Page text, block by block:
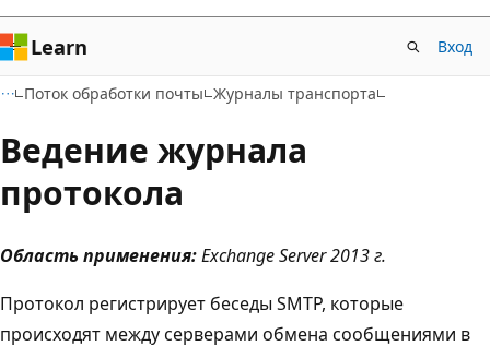
Learn Вход
Поток обработки почты Журналы транспорта
Ведение журнала
протокола
Область применения:Exchange Server 2013 г.
Протокол регистрирует беседы SMTP, которые
происходят между серверами обмена сообщениями в